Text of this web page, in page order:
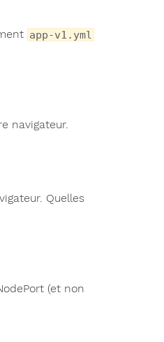
app-v1.yml
navigateur.
Quelles
(et non